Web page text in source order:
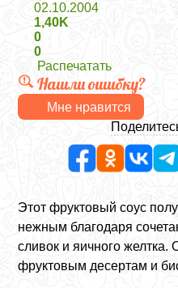
02.10.2004
1,40K
0
0
Распечатать
Нашли ошибку?
Мне нравится
Этот фруктовый соус
нежным благодаря
сливок и яичного желтка.
фруктовым десертам и